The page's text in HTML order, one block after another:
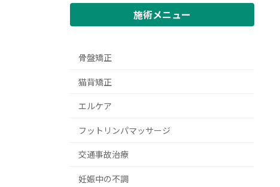
施術メニュー
骨盤矯正
猫背矯正
エルケア
フットリンパマッサージ
交通事故治療
妊娠中の不調